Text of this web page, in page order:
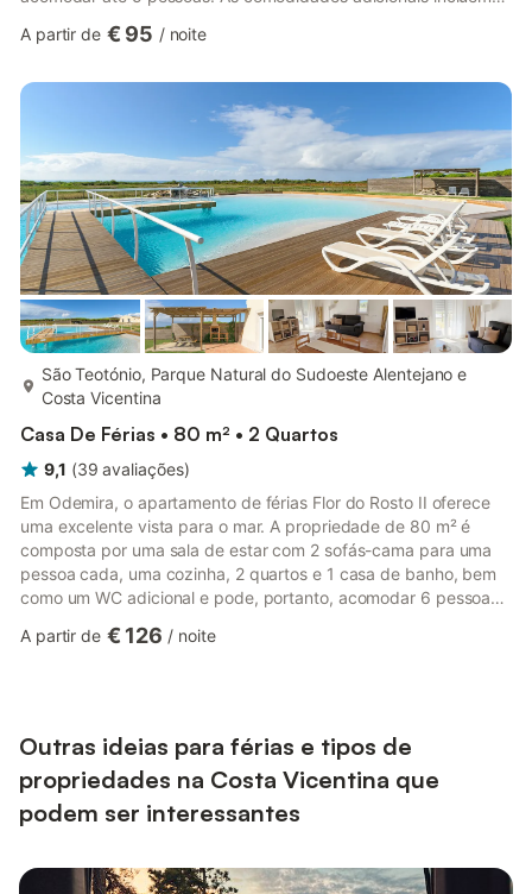
roupa. Este alojamento dispõe de uma área exterior privada
para churrascos. Está disponível um lugar de estacionamento
na propriedade. É permitido um máximo de 2 animais de
A partir de € 95 / noite
mais...
São Teotónio, Parque Natural do Sudoeste Alentejano e
Costa Vicentina
Casa De Férias • 80 m² • 2 Quartos
9,1 (39 avaliações)
Em Odemira, o apartamento de férias Flor do Rosto II oferece
uma excelente vista para o mar. A propriedade de 80 m² é
composta por uma sala de estar com 2 sofás-cama para uma
pessoa cada, uma cozinha, 2 quartos e 1 casa de banho, bem
como um WC adicional e pode, portanto, acomodar 6 pessoas.
velocidade (adequado para chamadas de vídeo) com um
estão disponíveis. ...
A partir de € 126 / noite
Outras ideias para férias e tipos de
propriedades na Costa Vicentina que
podem ser interessantes